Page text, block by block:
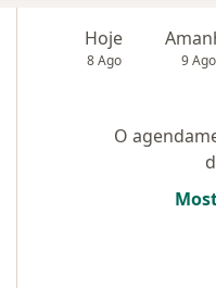
Hoje
8 Ago 9 Ago
O